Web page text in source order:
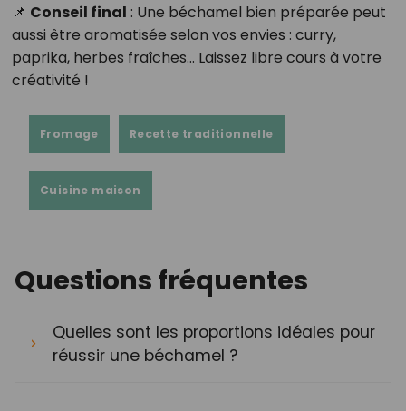
📌 Conseil final : Une béchamel bien préparée peut
aussi être aromatisée selon vos envies : curry,
paprika, herbes fraîches… Laissez libre cours à votre
créativité !
Fromage Recette traditionnelle
Cuisine maison
Questions fréquentes
Quelles sont les proportions idéales pour
réussir une béchamel ?